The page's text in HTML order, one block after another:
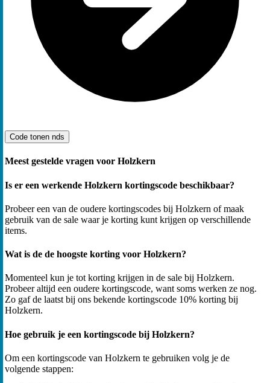
Code tonen nds
Meest gestelde vragen voor Holzkern
Is er een werkende Holzkern kortingscode beschikbaar?
Probeer een van de oudere kortingscodes bij Holzkern of maak
gebruik van de sale waar je korting kunt krijgen op verschillende
items.
Wat is de de hoogste korting voor Holzkern?
Momenteel kun je tot korting krijgen in de sale bij Holzkern.
Probeer altijd een oudere kortingscode, want soms werken ze nog.
Zo gaf de laatst bij ons bekende kortingscode 10% korting bij
Holzkern.
Hoe gebruik je een kortingscode bij Holzkern?
Om een kortingscode van Holzkern te gebruiken volg je de
volgende stappen: